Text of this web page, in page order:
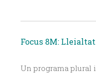
Focus 8M:
Un programa plural